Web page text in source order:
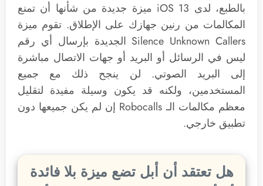
بالطبع، لدى iOS 13 ميزة جديدة من شأنها أن تمنع
المكالمات من رنين جهازك على الإطلاق. تقوم ميزة
Silence Unknown Callers الجديدة بإرسال أي رقم
ليس في الرسائل أو البريد أو جهات الاتصال مباشرة
إلى البريد الصوتي. لن ينجح ذلك مع جميع
المستخدمين، ولكنه قد يكون وسيلة مفيدة لتقليل
معظم مكالمات الـ Robocalls إن لم يكن جميعها دون
تطبيق خارجي.
هل تعتقد أن أبل تضع ميزة بلا فائدة